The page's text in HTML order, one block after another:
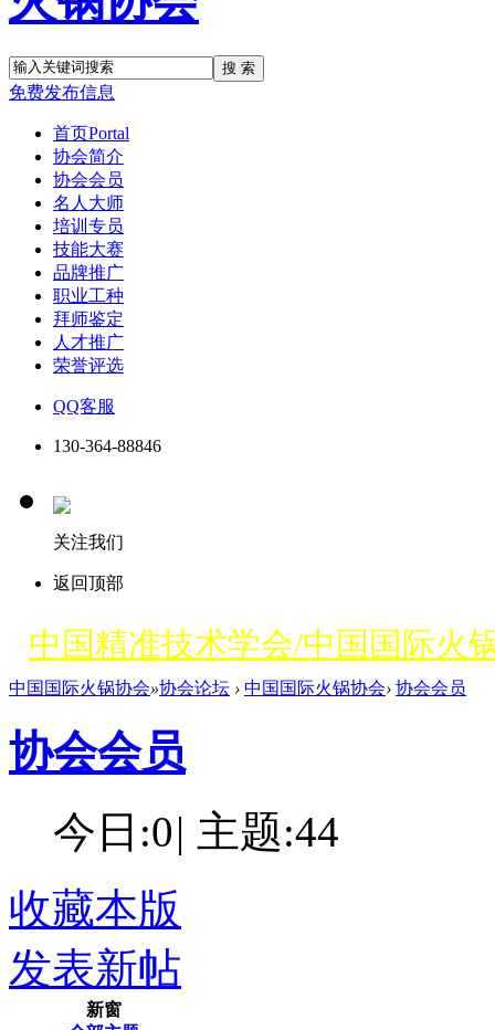
搜 索
免费发布信息
首页Portal
协会简介
协会会员
名人大师
培训专员
技能大赛
品牌推广
职业工种
拜师鉴定
人才推广
荣誉评选
QQ客服
130-364-88846
关注我们
返回顶部
中国精准技术学会/中国国际火
中国国际火锅协会»协会论坛 › 中国国际火锅协会› 协会会员
协会会员
今日:0| 主题:44
收藏本版
发表新帖
新窗